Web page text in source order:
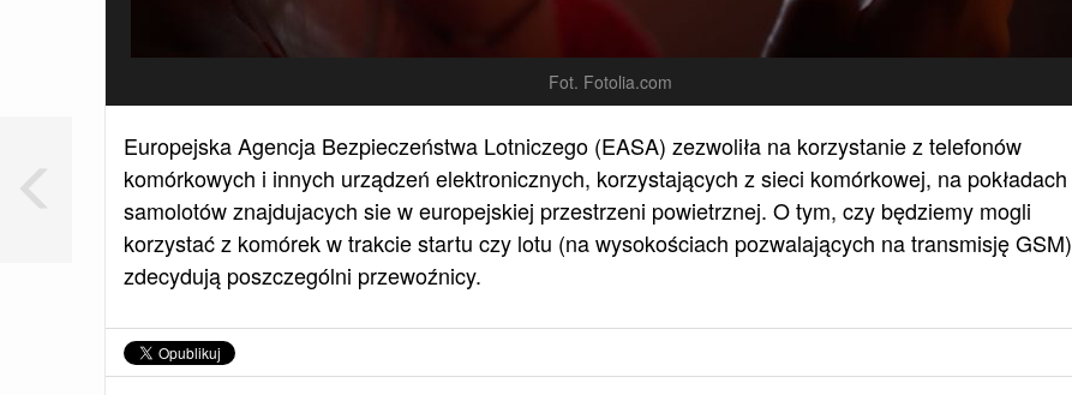
Fot. Fotolia.com
Europejska Agencja Bezpieczeństwa Lotniczego (EASA) zezwoliła na korzystanie z telefonów
komórkowych i innych urządzeń elektronicznych, korzystających z sieci komórkowej, na pokładach
samolotów znajdujacych sie w europejskiej przestrzeni powietrznej. O tym, czy będziemy mogli
korzystać z komórek w trakcie startu czy lotu (na wysokościach pozwalających na transmisję GSM)
zdecydują poszczególni przewoźnicy.